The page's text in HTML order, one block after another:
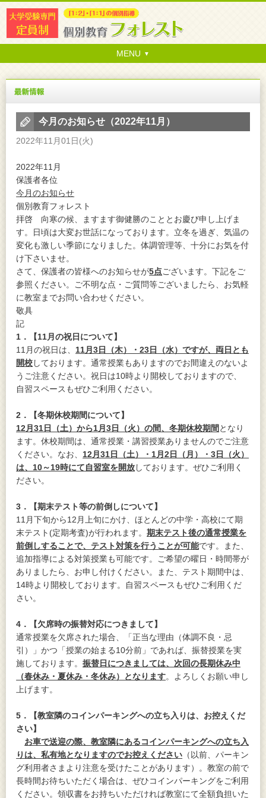
MENU
今月のお知らせ（2022年11月）
2022年11月01日(火)
2022年11月
保護者各位
今月のお知らせ
個別教育フォレスト
拝啓 向寒の候、ますます御健勝のこととお慶び申し上げま
す。日頃は大変お世話になっております。立冬を過ぎ、気温の
変化も激しい季節になりました。体調管理等、十分にお気を付
け下さいませ。
さて、保護者の皆様へのお知らせが5点ございます。下記をご
参照ください。ご不明な点・ご質問等ございましたら、お気軽
に教室までお問い合わせください。
敬具
記
1 ．【11月の祝日について】
11月の祝日は、 11月3日（木）・23日（水）ですが、両日とも
開校しております。通常授業もありますのでお間違えのないよ
うご注意ください。祝日は10時より開校しておりますので、
自習スペースもぜひご利用ください。
2 ．【冬期休校期間について】
12月31日（土）から1月3日（火）の間、冬期休校期間 となり
ます。休校期間は、通常授業・講習授業ありませんのでご注意
ください。なお、 12月31日（土）・1月2日（月）・3日（火）
は、10～19時にて自習室を開放しております。ぜひご利用く
ださい。
3 ．【期末テスト等の前倒しについて】
11月下旬から12月上旬にかけ、ほとんどの中学・高校にて期
末テスト(定期考査)が行われます。期末テスト後の通常授業を
前倒しすることで、テスト対策を行うことが可能です。また、
追加指導による対策授業も可能です。ご希望の曜日・時間帯が
ありましたら、お申し付けください。また、テスト期間中は、
14時より開校しております。自習スペースもぜひご利用くだ
さい。
4 ．【欠席時の振替対応につきまして】
通常授業を欠席された場合、「正当な理由（体調不良・忌
引）」かつ「授業の始まる10分前」であれば、振替授業を実
施しております。振替日につきましては、次回の長期休み中
（春休み・夏休み・冬休み）となります。よろしくお願い申し
上げます。
5 ．【教室隣のコインパーキングへの立ち入りは、お控えくだ
さい】
お車で送迎の際、教室隣にあるコインパーキングへの立ち入
りは、私有地となりますのでお控えください （以前、パーキン
グ利用者さまより注意を受けたことがあります）。教室の前で
長時間お待ちいただく場合は、ぜひコインパーキングをご利用
ください。領収書をお持ちいただければ教室にて全額負担いた